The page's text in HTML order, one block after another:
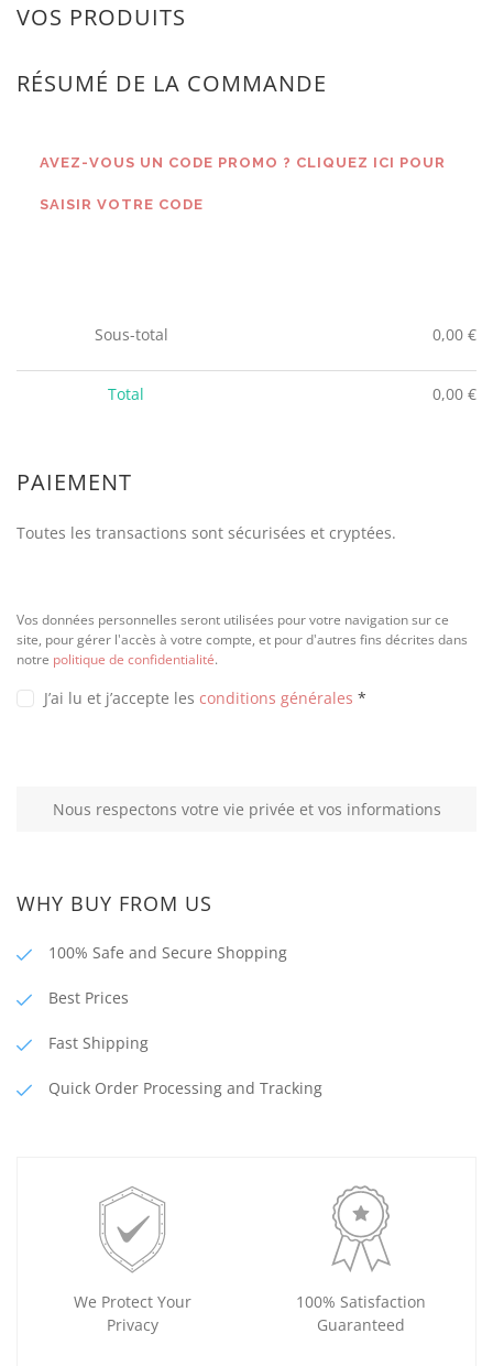
VOS PRODUITS
RÉSUMÉ DE LA COMMANDE
AVEZ-VOUS UN CODE PROMO ? CLIQUEZ ICI POUR
SAISIR VOTRE CODE
Sous-total 0,00 €
Total 0,00 €
PAIEMENT
Toutes les transactions sont sécurisées et cryptées.
Vos données personnelles seront utilisées pour votre navigation sur ce
site, pour gérer l'accès à votre compte, et pour d'autres fins décrites dans
notre politique de confidentialité.
J’ai lu et j’accepte les conditions générales *
Nous respectons votre vie privée et vos informations
WHY BUY FROM US
100% Safe and Secure Shopping
Best Prices
Fast Shipping
Quick Order Processing and Tracking
We Protect Your
Privacy
100% Satisfaction
Guaranteed